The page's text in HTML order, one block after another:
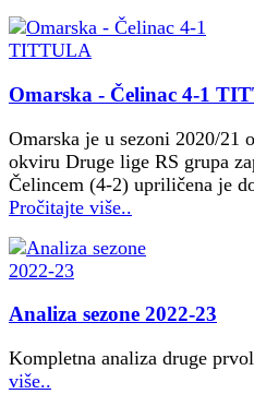
Omarska - Čelinac 4-1
Omarska je u sezoni 2020/21
okviru Druge lige RS grupa
Čelincem (4-2) upriličena je
Pročitajte više..
Analiza sezone 2022-23
Kompletna analiza druge
više..